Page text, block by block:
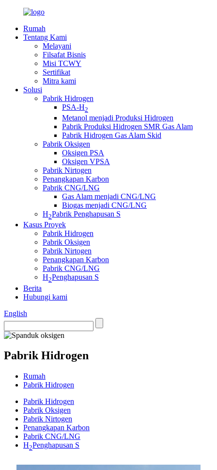
Rumah
Tentang Kami
Melayani
Filsafat Bisnis
Misi TCWY
Sertifikat
Mitra kami
Solusi
Pabrik Hidrogen
PSA-H2
Metanol menjadi Produksi Hidrogen
Pabrik Produksi Hidrogen SMR Gas Alam
Pabrik Hidrogen Gas Alam Skid
Pabrik Oksigen
Oksigen PSA
Oksigen VPSA
Pabrik Nirtogen
Penangkapan Karbon
Pabrik CNG/LNG
Gas Alam menjadi CNG/LNG
Biogas menjadi CNG/LNG
H2Pabrik Penghapusan S
Kasus Proyek
Pabrik Hidrogen
Pabrik Oksigen
Pabrik Nirtogen
Penangkapan Karbon
Pabrik CNG/LNG
H2Penghapusan S
Berita
Hubungi kami
English
Pabrik Hidrogen
Rumah
Pabrik Hidrogen
Pabrik Hidrogen
Pabrik Oksigen
Pabrik Nirtogen
Penangkapan Karbon
Pabrik CNG/LNG
H2Penghapusan S